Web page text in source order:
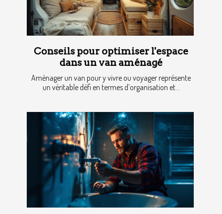
Conseils pour optimiser l'espace
dans un van aménagé
Aménager un van pour y vivre ou voyager représente
un véritable défi en termes d’organisation et...